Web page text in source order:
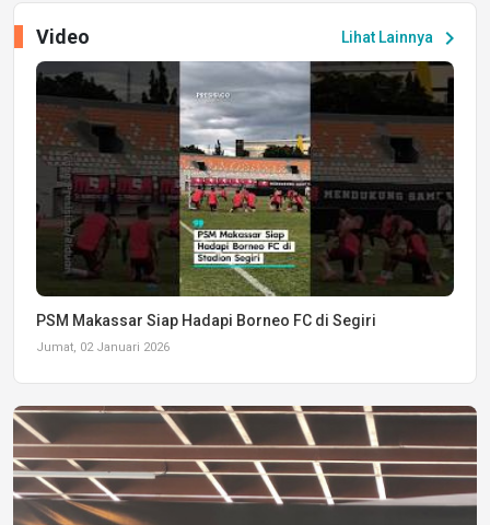
Lihat Lainnya chevron_right
Video
PSM Makassar Siap Hadapi Borneo FC di Segiri
Jumat, 02 Januari 2026